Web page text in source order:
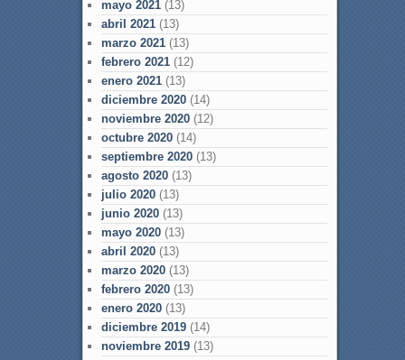
mayo 2021(13)
abril 2021(13)
marzo 2021(13)
febrero 2021(12)
enero 2021(13)
diciembre 2020(14)
noviembre 2020(12)
octubre 2020(14)
septiembre 2020(13)
agosto 2020(13)
julio 2020(13)
junio 2020(13)
mayo 2020(13)
abril 2020(13)
marzo 2020(13)
febrero 2020(13)
enero 2020(13)
diciembre 2019(14)
noviembre 2019(13)